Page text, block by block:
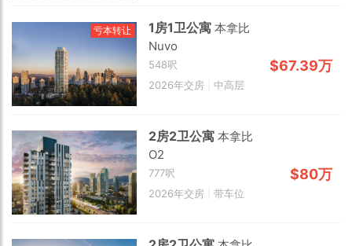
2 km
亏本转让 1房1卫公寓本拿比
Nuvo
548呎 $67.39万
2026年交房 中高层
2房2卫公寓本拿比
O2
777呎 $80万
2026年交房 带车位